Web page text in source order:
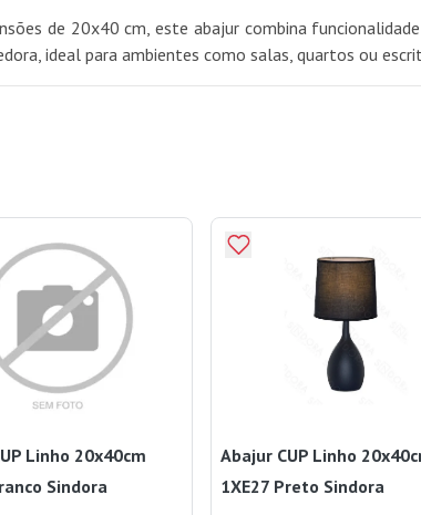
de 20x40 cm, este abajur combina
ideal para ambientes como salas, quartos ou
Linho 20x40cm
Sindora
Abajur CUP Linho
1XE27 Preto Sindora